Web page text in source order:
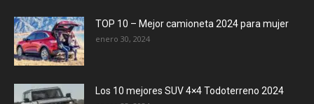
TOP 10 – Mejor camioneta 2024 para mujer
enero 30, 2024
Los 10 mejores SUV 4×4 Todoterreno 2024